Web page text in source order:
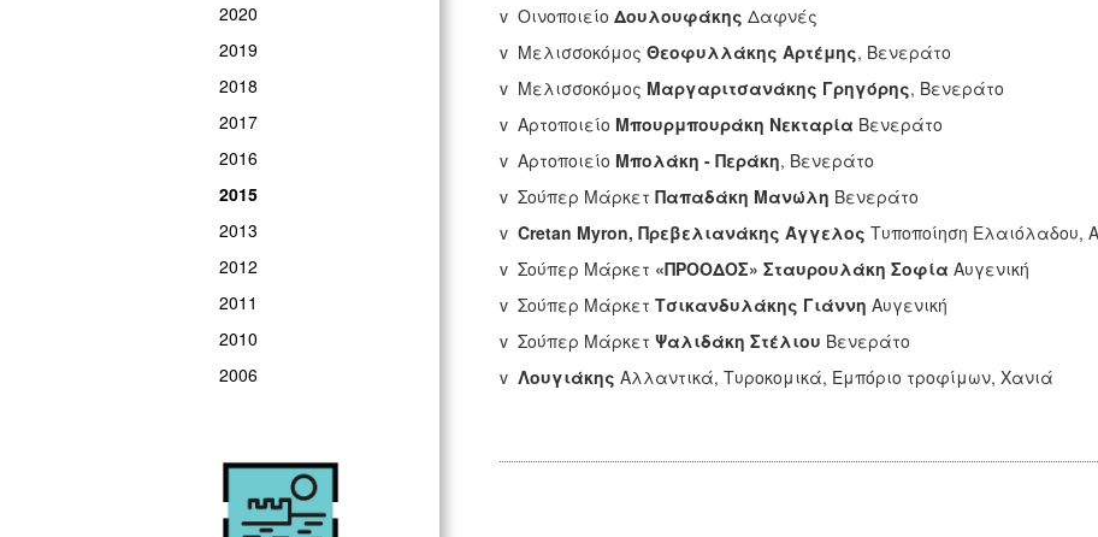
2020
2019
2018
2017
2016
2015
2013
2012
2011
2010
2006
v Οινοποιείο Δουλουφάκης Δαφνές
v Μελισσοκόμος Θεοφυλλάκης Αρτέμης, Βενεράτο
v Μελισσοκόμος Μαργαριτσανάκης Γρηγόρης, Βενεράτο
v Αρτοποιείο Μπουρμπουράκη Νεκταρία Βενεράτο
v Αρτοποιείο Μπολάκη - Περάκη, Βενεράτο
v Σούπερ Μάρκετ Παπαδάκη Μανώλη Βενεράτο
v Cretan Myron, Πρεβελιανάκης Άγγελος Τυποποίηση Ελαιόλαδου,
v Σούπερ Μάρκετ «ΠΡΟΟΔΟΣ» Σταυρουλάκη Σοφία Αυγενική
v Σούπερ Μάρκετ Τσικανδυλάκης Γιάννη Αυγενική
v Σούπερ Μάρκετ Ψαλιδάκη Στέλιου Βενεράτο
v Λουγιάκης Αλλαντικά, Τυροκομικά, Εμπόριο τροφίμων, Χανιά